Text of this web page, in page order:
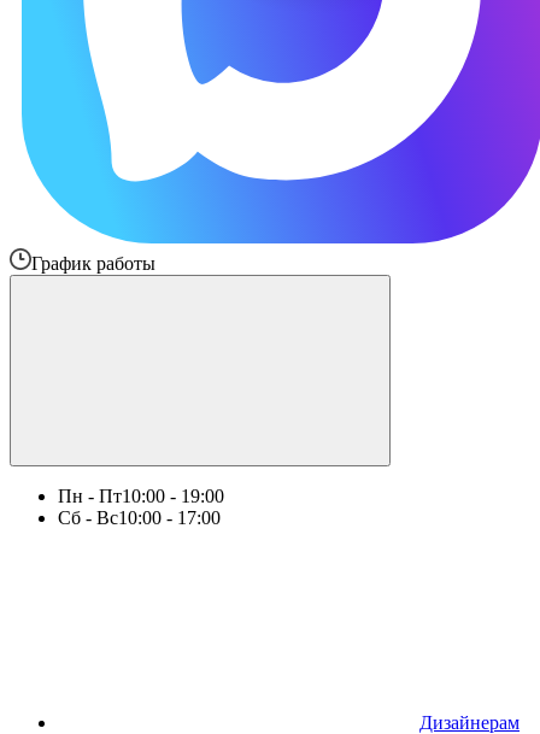
График работы
Пн - Пт10:00 - 19:00
Сб - Вс10:00 - 17:00
Дизайнерам